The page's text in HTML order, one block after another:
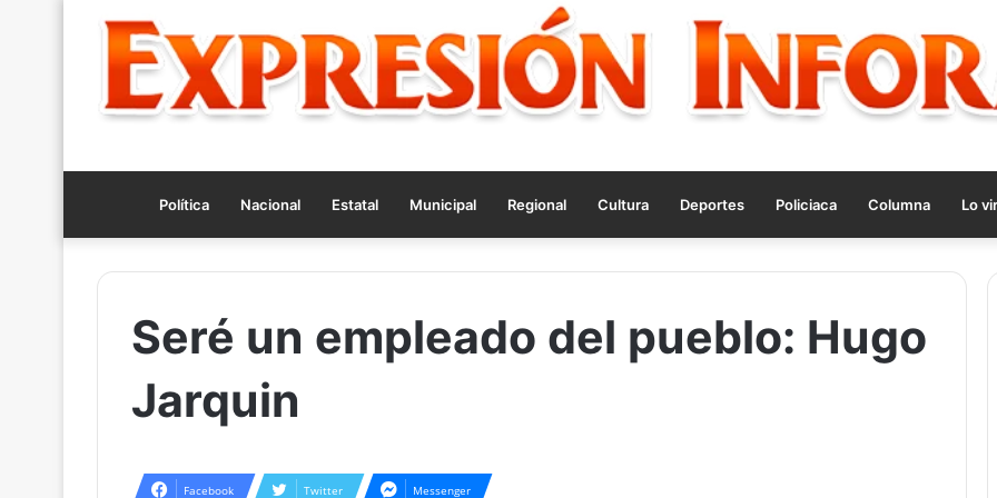
Política Nacional Estatal Municipal Regional Cultura Deportes Policiaca Columna Lo
Seré un empleado del pueblo: Hugo
Jarquin
Facebook Twitter Messenger